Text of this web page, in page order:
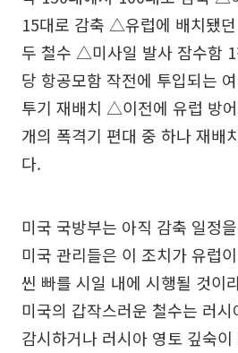
15대로 감축 △유럽에 배치됐
두 철수 △미사일 발사 잠수함 1
당 항공모함 작전에 투입되는
투기 재배치 △이전에 유럽 방
개의 폭격기 편대 중 하나 재배
다.
미국 국방부는 아직 감축 일정
미국 관리들은 이 조치가 유럽
씬 빠를 시일 내에 시행될 것이
미국의 갑작스러운 철수는 러
감시하거나 러시아 영토 깊숙